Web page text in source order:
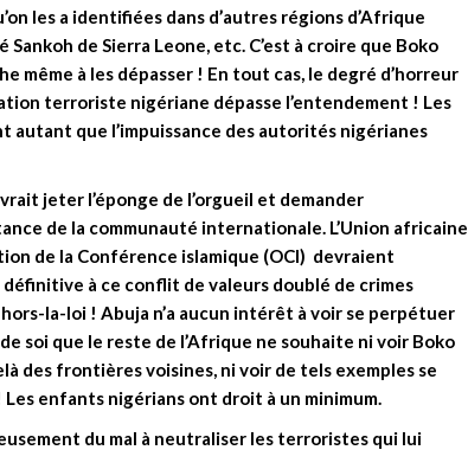
les a identifiées dans d’autres régions d’Afrique
Sankoh de Sierra Leone, etc. C’est à croire que Boko
même à les dépasser ! En tout cas, le degré d’horreur
terroriste nigériane dépasse l’entendement ! Les
autant que l’impuissance des autorités nigérianes
jeter l’éponge de l’orgueil et demander
de la communauté internationale. L’Union africaine
de la Conférence islamique (OCI) devraient
à ce conflit de valeurs doublé de crimes
la-loi ! Abuja n’a aucun intérêt à voir se perpétuer
soi que le reste de l’Afrique ne souhaite ni voir Boko
des frontières voisines, ni voir de tels exemples se
enfants nigérians ont droit à un minimum.
du mal à neutraliser les terroristes qui lui